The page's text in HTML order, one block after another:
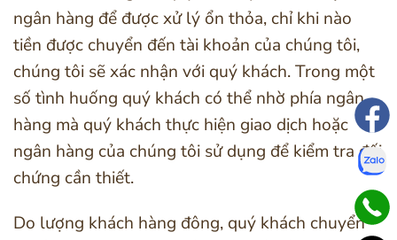
ngân hàng để được xử lý ổn thỏa, chỉ khi nào
tiền được chuyển đến tài khoản của chúng tôi,
chúng tôi sẽ xác nhận với quý khách. Trong một
số tình huống quý khách có thể nhờ phía ngân
hàng mà quý khách thực hiện giao dịch hoặc
ngân hàng của chúng tôi sử dụng để kiểm tra đối
chứng cần thiết.
Do lượng khách hàng đông, quý khách chuyển